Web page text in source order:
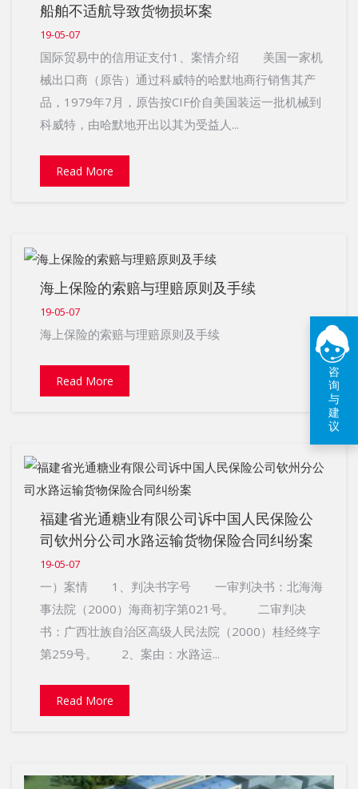
船舶不适航导致货物损坏案
19-05-07
国际贸易中的信用证支付1、案情介绍 美国一家机
械出口商（原告）通过科威特的哈默地商行销售其产
品，1979年7月，原告按CIF价自美国装运一批机械到
科威特，由哈默地开出以其为受益人...
Read More
海上保险的索赔与理赔原则及手续
19-05-07
海上保险的索赔与理赔原则及手续
Read More
福建省光通糖业有限公司诉中国人民保险公
司钦州分公司水路运输货物保险合同纠纷案
19-05-07
一）案情 1、判决书字号 一审判决书：北海海
事法院（2000）海商初字第021号。 二审判决
书：广西壮族自治区高级人民法院（2000）桂经终字
第259号。 2、案由：水路运...
Read More
咨
询
与
建
议